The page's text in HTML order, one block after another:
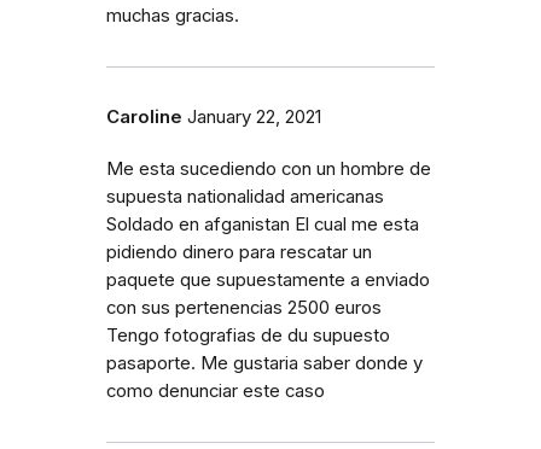
muchas gracias.
Caroline January 22, 2021
Me esta sucediendo con un hombre de
supuesta nationalidad americanas
Soldado en afganistan El cual me esta
pidiendo dinero para rescatar un
paquete que supuestamente a enviado
con sus pertenencias 2500 euros
Tengo fotografias de du supuesto
pasaporte. Me gustaria saber donde y
como denunciar este caso